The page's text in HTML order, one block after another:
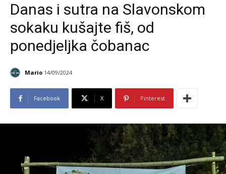
Danas i sutra na Slavonskom
sokaku kušajte fiš, od
ponedjeljka čobanac
Mario 14/09/2024
Facebook X Pinterest